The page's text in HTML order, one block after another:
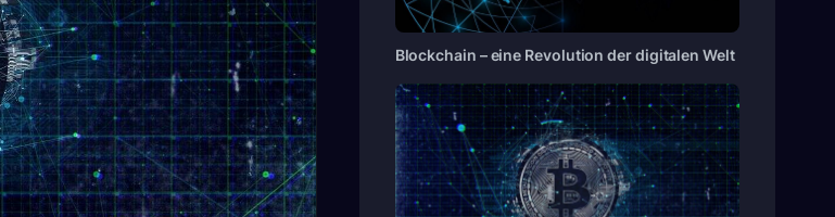
Blockchain – eine Revolution der digitalen Welt